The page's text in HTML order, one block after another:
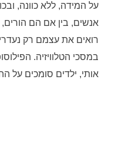
על המידה, ללא כוונה,
אנשים, בין אם הם
רואים את עצמם רק
במסכי הטלוויזיה.
אותי, ילדים סומכים על